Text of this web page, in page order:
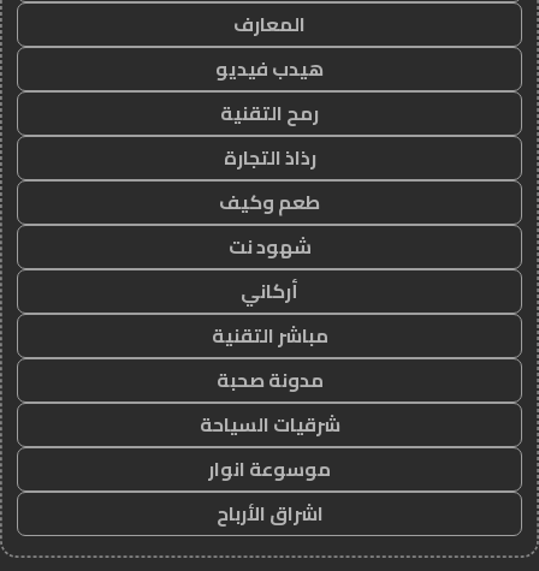
المعارف
هيدب فيديو
رمح التقنية
رذاذ التجارة
طعم وكيف
شهود نت
أركاني
مباشر التقنية
مدونة صحبة
شرقيات السياحة
موسوعة انوار
اشراق الأرباح